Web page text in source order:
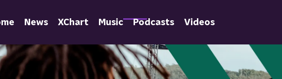
News XChart Music Podcasts Videos